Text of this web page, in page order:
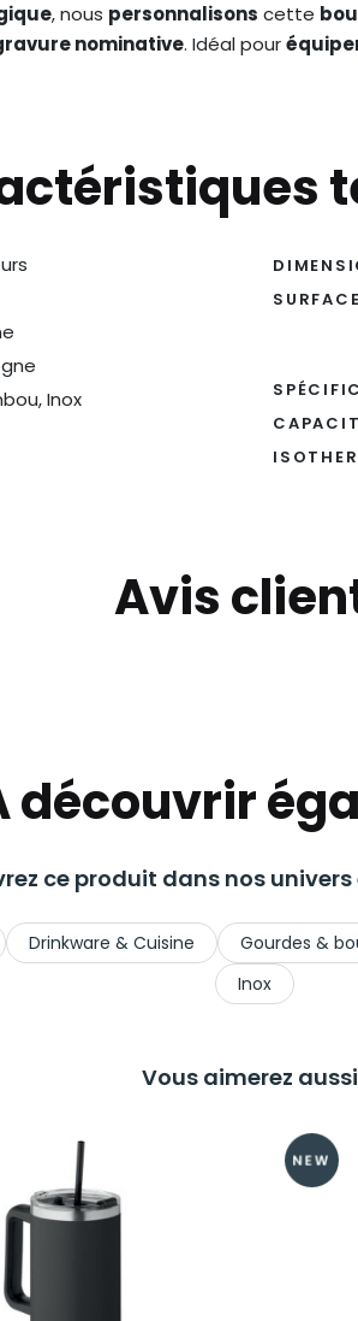
, nous personnalisons cette
nominative. Idéal pour
Inox
Avis
découvrir
ce produit dans nos
Drinkware & Cuisine Gourdes &
Inox
Vous aimerez